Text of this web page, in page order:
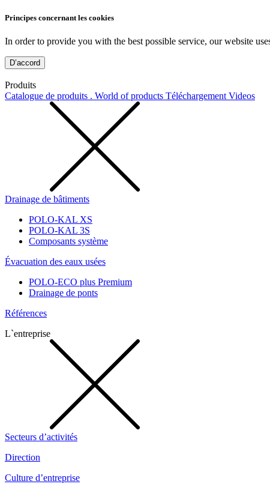
Principes concernant les cookies
In order to provide you with the best possible service, our website
D’accord
Produits
Catalogue de produits . World of products Téléchargement Videos
Drainage de bâtiments
POLO-KAL XS
POLO-KAL 3S
Composants système
Évacuation des eaux usées
POLO-ECO plus Premium
Drainage de ponts
Références
L`entreprise
Secteurs d’activités
Direction
Culture d’entreprise